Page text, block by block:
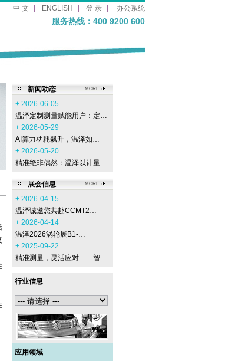
中 文 ENGLISH 登 录 办公系统
服务热线：400 9200 600
MORE
新闻动态
+ 2026-06-05
温泽定制测量赋能用户：定…
+ 2026-05-29
AI算力功耗飙升，温泽如…
+ 2026-05-20
精准绝非偶然：温泽以计量…
MORE
展会信息
+ 2026-04-15
温泽诚邀您共赴CCMT2…
+ 2026-04-14
温泽2026涡轮展B1-…
+ 2025-09-22
精准测量，灵活应对——智…
行业信息
应用领域